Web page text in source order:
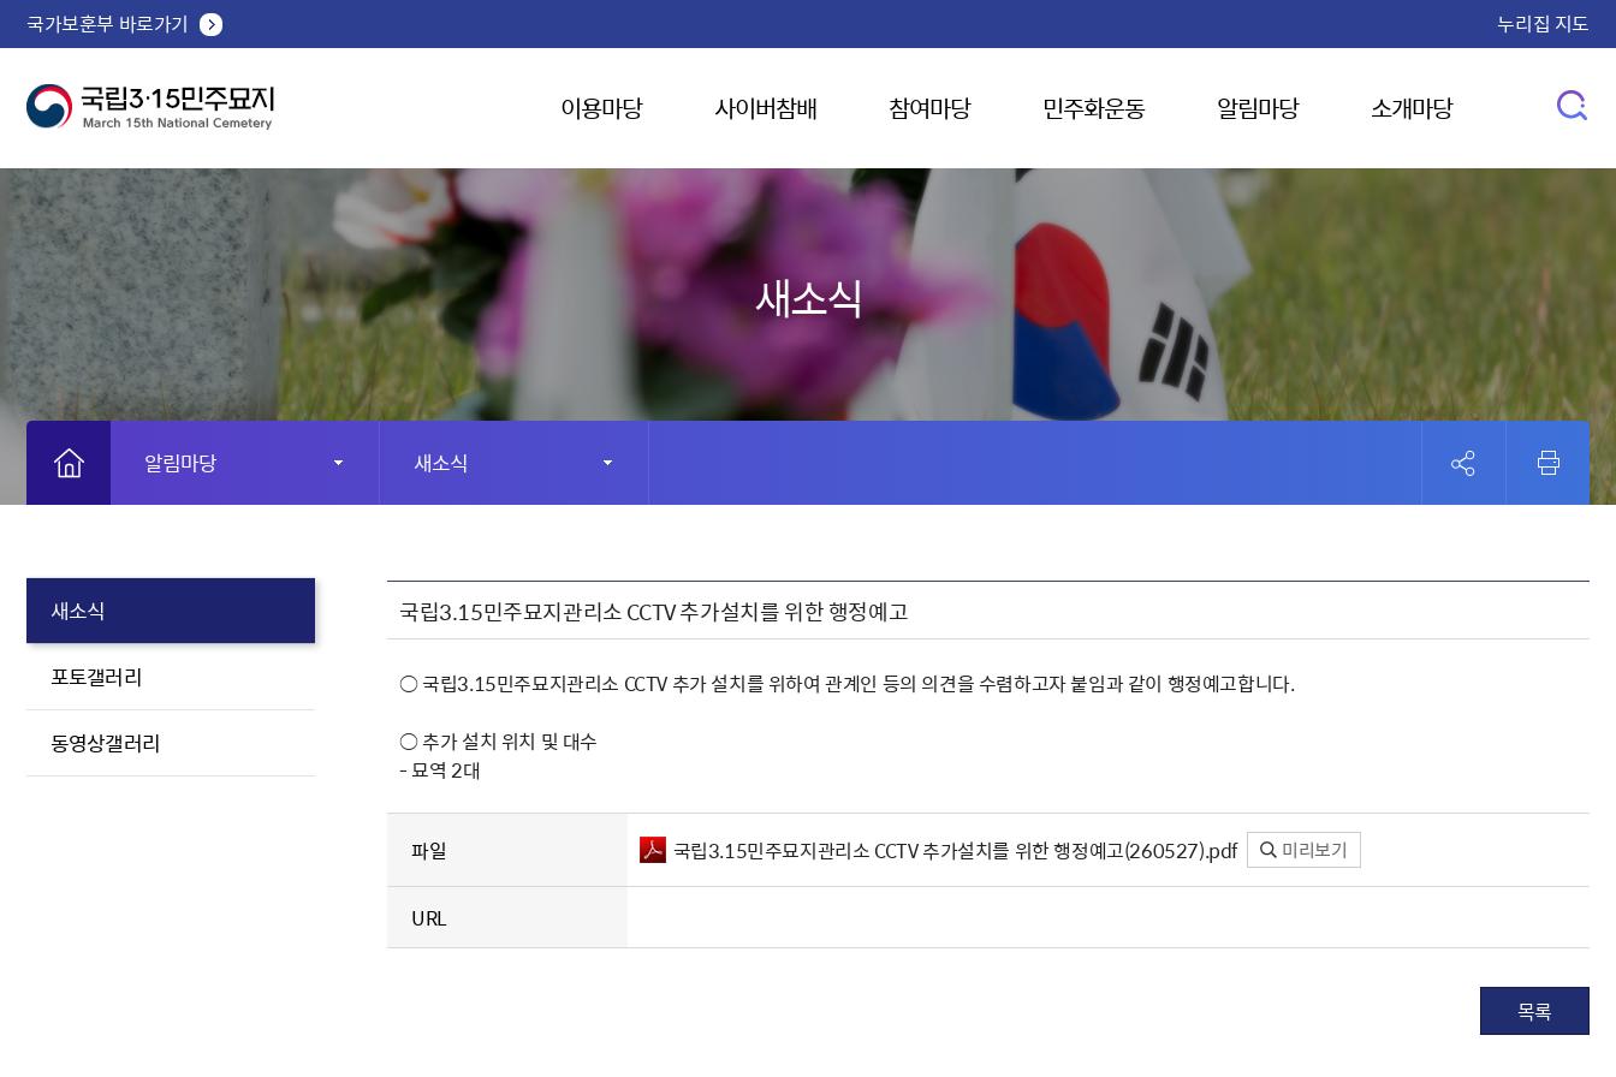
국가보훈부 바로가기 누리집 지도
이용마당 사이버참배 참여마당 민주화운동 알림마당 소개마당
새소식
알림마당 새소식
새소식
포토갤러리
동영상갤러리
국립3.15민주묘지관리소 CCTV 추가설치를 위한 행정예고
○ 국립3.15민주묘지관리소 CCTV 추가 설치를 위하여 관계인 등의 의견을 수렴하고자 붙임과 같이 행정예고합니다.
○ 추가 설치 위치 및 대수
- 묘역 2대
파일 국립3.15민주묘지관리소 CCTV 추가설치를 위한 행정예고(260527).pdf 미리보기
URL
목록